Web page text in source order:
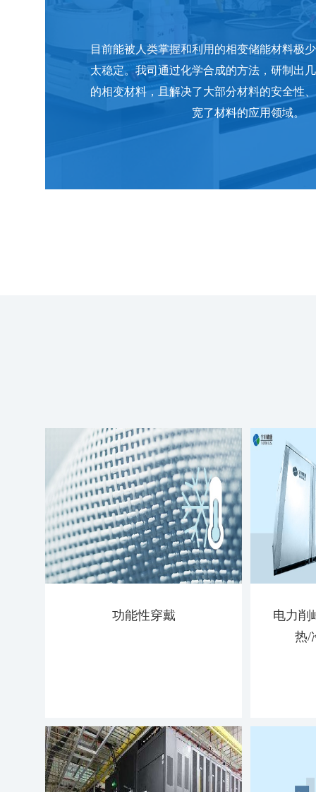
目前能被人类掌握和利用的相变储能材料极
太稳定。我司通过化学合成的方法，研制出
的相变材料，且解决了大部分材料的安全性
宽了材料的应用领域。
功能性穿戴
电力削
热/